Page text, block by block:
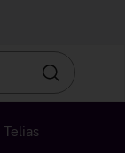
Otsin
Telias